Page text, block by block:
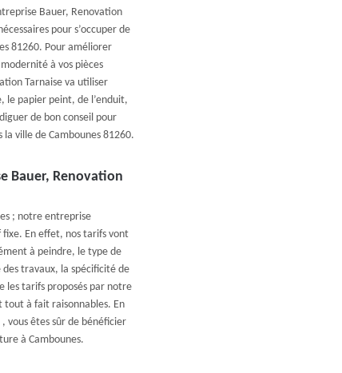
Bauer, Renovation
pour s’occuper de
81260. Pour améliorer
à vos pièces
Tarnaise va utiliser
le papier peint, de l’enduit,
de bon conseil pour
ville de Cambounes 81260.
Bauer, Renovation
; notre entreprise
fixe. En effet, nos tarifs vont
à peindre, le type de
travaux, la spécificité de
les tarifs proposés par notre
tout à fait raisonnables. En
vous êtes sûr de bénéficier
à Cambounes.